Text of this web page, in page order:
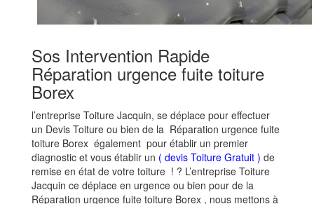
Sos Intervention Rapide
Réparation urgence fuite toiture
Borex
l’entreprise Toiture Jacquin, se déplace pour effectuer
un Devis Toiture ou bien de la Réparation urgence fuite
toiture Borex également pour établir un premier
diagnostic et vous établir un ( devis Toiture Gratuit ) de
remise en état de votre toiture ! ? L’entreprise Toiture
Jacquin ce déplace en urgence ou bien pour de la
Réparation urgence fuite toiture Borex , nous mettons à